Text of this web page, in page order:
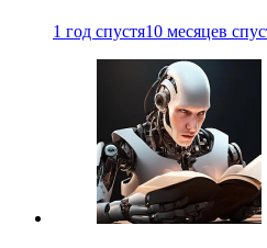
1 год спустя10 месяцев